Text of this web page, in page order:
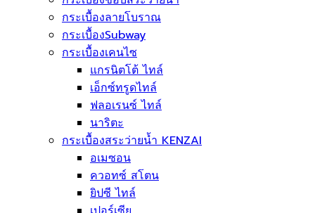
กระเบื้องลายโบราณ
กระเบื้องSubway
กระเบื้องเคนไซ
แกรนิตโต้ ไทล์
เอ็กซ์ทรูดไทล์
ฟลอเรนซ์ ไทล์
นาริตะ
กระเบื้องสระว่ายน้ำ KENZAI
อเมซอน
ควอทซ์ สโตน
ยิปซี ไทล์